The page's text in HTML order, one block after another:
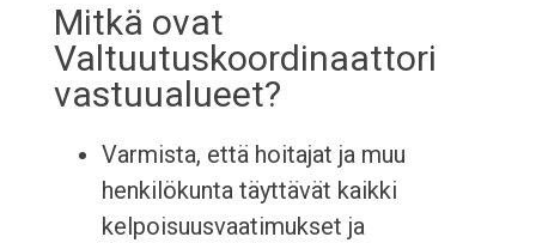
Mitkä ovat
Valtuutuskoordinaattori
vastuualueet?
Varmista, että hoitajat ja muu
henkilökunta täyttävät kaikki
kelpoisuusvaatimukset ja